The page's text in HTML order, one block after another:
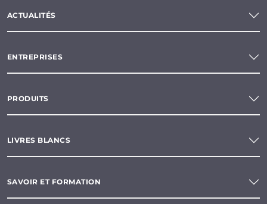
ACTUALITÉS
ENTREPRISES
PRODUITS
LIVRES BLANCS
SAVOIR ET FORMATION